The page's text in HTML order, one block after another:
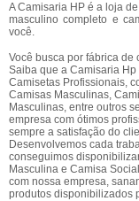
A Camisaria HP é a loja
masculino completo e
você.
Você busca por fábrica
Saiba que a Camisaria
Camisetas Profissionais,
Camisas Masculinas,
Masculinas, entre outros
empresa com ótimos
sempre a satisfação do
Desenvolvemos cada
conseguimos
Masculina e Camisa
com nossa empresa,
produtos disponibilizados